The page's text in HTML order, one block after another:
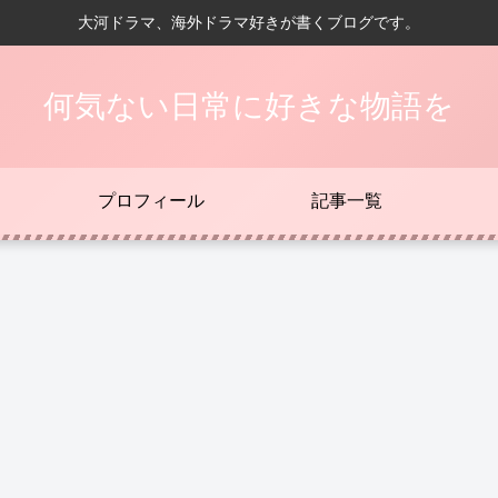
大河ドラマ、海外ドラマ好きが書くブログです。
何気ない日常に好きな物語を
プロフィール 記事一覧